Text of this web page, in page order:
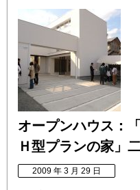
オープンハウス：
Ｈ型プランの家」
2009 年 3 月 29 日